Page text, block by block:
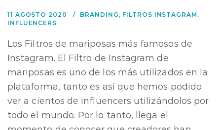
11 AGOSTO 2020 BRANDING , FILTROS INSTAGRAM ,
INFLUENCERS
Los Filtros de mariposas más famosos de
Instagram. El Filtro de Instagram de
mariposas es uno de los más utilizados en la
plataforma, tanto es así que hemos podido
ver a cientos de influencers utilizándolos por
todo el mundo. Por lo tanto, llega el